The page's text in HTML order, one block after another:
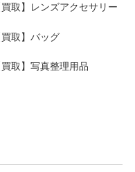
買取】レンズアクセサリー
買取】バッグ
買取】写真整理用品